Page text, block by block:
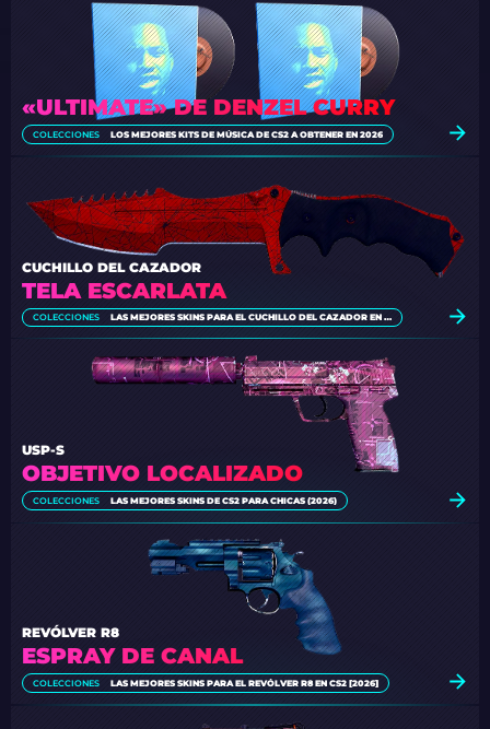
«ULTIMATE» DE DENZEL CURRY
COLECCIONES LOS MEJORES KITS DE MÚSICA DE CS2 A OBTENER EN 2026
TELA ESCARLATA
CUCHILLO DEL CAZADOR
COLECCIONES LAS MEJORES SKINS PARA EL CUCHILLO DEL CAZADOR EN CS2 [2026]
OBJETIVO LOCALIZADO
USP-S
COLECCIONES LAS MEJORES SKINS DE CS2 PARA CHICAS (2026)
ESPRAY DE CANAL
REVÓLVER R8
COLECCIONES LAS MEJORES SKINS PARA EL REVÓLVER R8 EN CS2 [2026]